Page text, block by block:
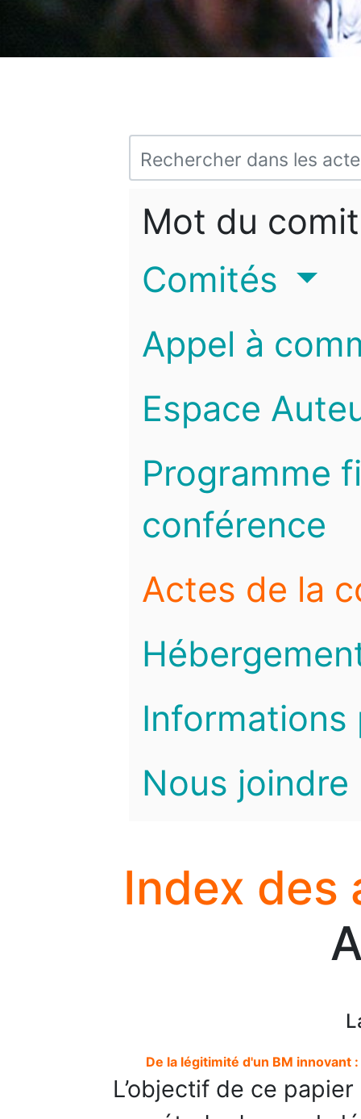
Mot du
Comités
Appel à
Espace
Programme
conférence
Actes de la
Informations
Nous joindre
Index
De la légitimité d'un BM innovant
L’objectif de ce